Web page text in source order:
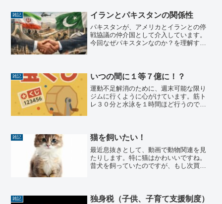
雑記 イランとパキスタンの関係性
パキスタンが、アメリカとイランとの停
戦協議の仲介国として介入しています。
今回なぜパキスタンなのか？を理解する
言でいうと「近い隣国同士...
雑記 いつの間に１等７億に！？
運動不足解消のために、週末可能な限り
ジムに行くように心がけています。筋ト
レ３０分と水泳を１時間ほど行うのです
資しているS&P5...
雑記 猫を飼いたい！
最近息抜きとして、動画で動物関連を見
たりします。特に猫はかわいいですね。
昔犬を飼っていたのですが、もし次買う
や、ポイントを調べてみま...
雑記
独身税（子供、子育て支援制度）